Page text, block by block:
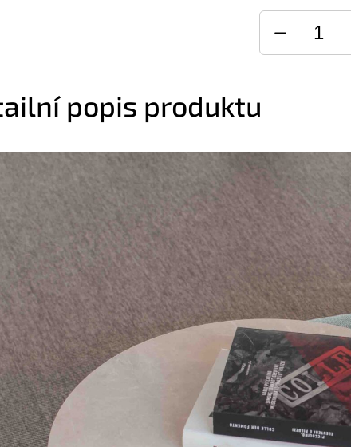
popis produktu